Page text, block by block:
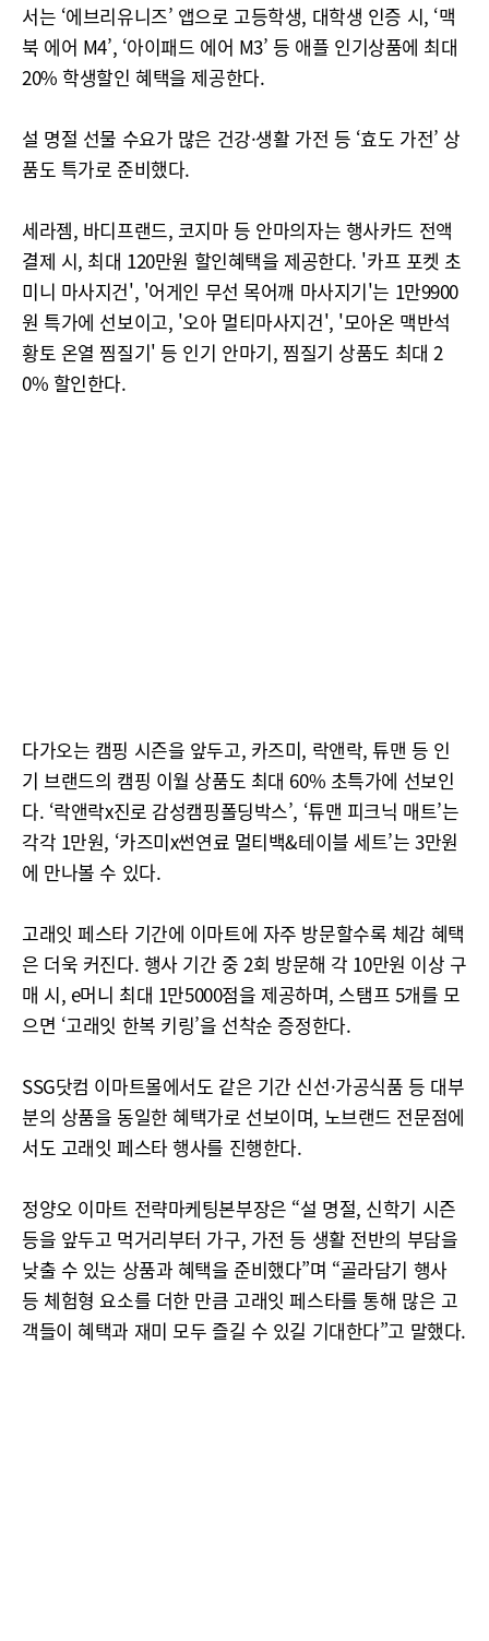
서는 ‘에브리유니즈’ 앱으로 고등학생, 대학생 인증 시, ‘맥
북 에어 M4’, ‘아이패드 에어 M3’ 등 애플 인기상품에 최대
20% 학생할인 혜택을 제공한다.
설 명절 선물 수요가 많은 건강·생활 가전 등 ‘효도 가전’ 상
품도 특가로 준비했다.
세라젬, 바디프랜드, 코지마 등 안마의자는 행사카드 전액
결제 시, 최대 120만원 할인혜택을 제공한다. '카프 포켓 초
미니 마사지건', '어게인 무선 목어깨 마사지기'는 1만9900
원 특가에 선보이고, '오아 멀티마사지건', '모아온 맥반석
황토 온열 찜질기' 등 인기 안마기, 찜질기 상품도 최대 2
0% 할인한다.
다가오는 캠핑 시즌을 앞두고, 카즈미, 락앤락, 튜맨 등 인
기 브랜드의 캠핑 이월 상품도 최대 60% 초특가에 선보인
다. ‘락앤락x진로 감성캠핑폴딩박스’, ‘튜맨 피크닉 매트’는
각각 1만원, ‘카즈미x썬연료 멀티백&테이블 세트’는 3만원
에 만나볼 수 있다.
고래잇 페스타 기간에 이마트에 자주 방문할수록 체감 혜택
은 더욱 커진다. 행사 기간 중 2회 방문해 각 10만원 이상 구
매 시, e머니 최대 1만5000점을 제공하며, 스탬프 5개를 모
으면 ‘고래잇 한복 키링’을 선착순 증정한다.
SSG닷컴 이마트몰에서도 같은 기간 신선·가공식품 등 대부
분의 상품을 동일한 혜택가로 선보이며, 노브랜드 전문점에
서도 고래잇 페스타 행사를 진행한다.
정양오 이마트 전략마케팅본부장은 “설 명절, 신학기 시즌
등을 앞두고 먹거리부터 가구, 가전 등 생활 전반의 부담을
낮출 수 있는 상품과 혜택을 준비했다”며 “골라담기 행사
등 체험형 요소를 더한 만큼 고래잇 페스타를 통해 많은 고
객들이 혜택과 재미 모두 즐길 수 있길 기대한다”고 말했다.